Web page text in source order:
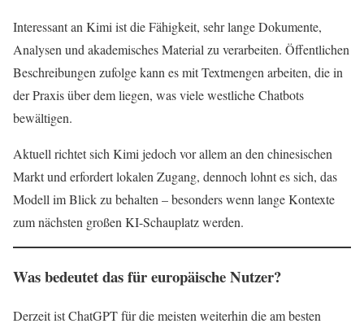
Interessant an Kimi ist die Fähigkeit, sehr lange Dokumente,
Analysen und akademisches Material zu verarbeiten. Öffentlichen
Beschreibungen zufolge kann es mit Textmengen arbeiten, die in
der Praxis über dem liegen, was viele westliche Chatbots
bewältigen.
Aktuell richtet sich Kimi jedoch vor allem an den chinesischen
Markt und erfordert lokalen Zugang, dennoch lohnt es sich, das
Modell im Blick zu behalten – besonders wenn lange Kontexte
zum nächsten großen KI-Schauplatz werden.
Was bedeutet das für europäische Nutzer?
Derzeit ist ChatGPT für die meisten weiterhin die am besten